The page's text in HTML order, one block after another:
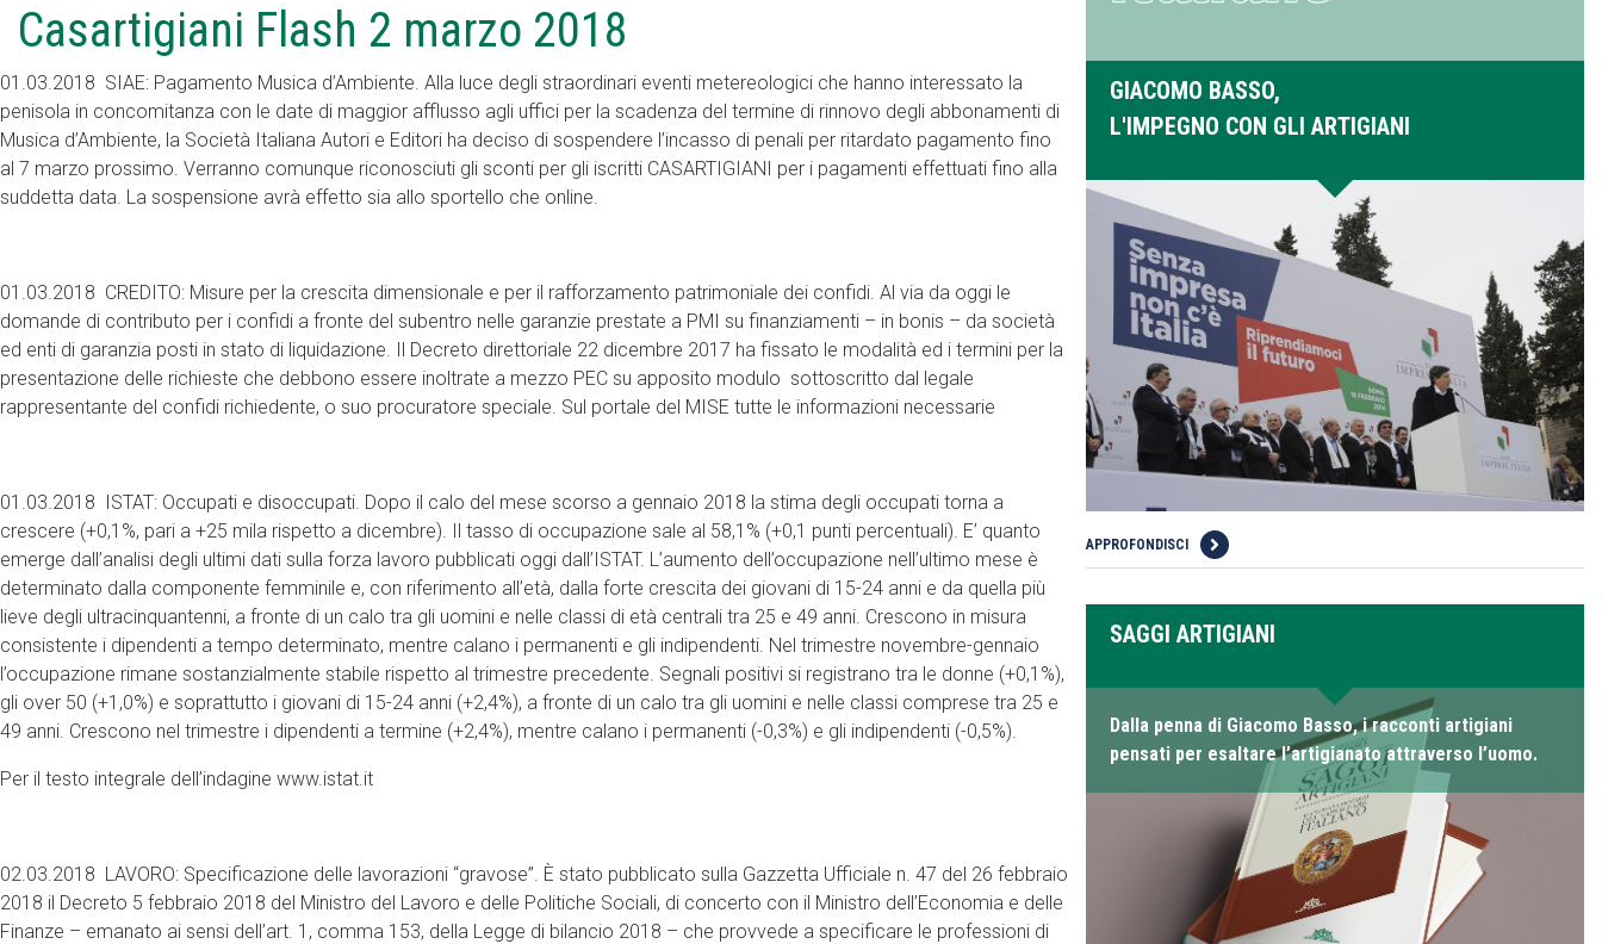
Casartigiani Flash 2 marzo 2018
01.03.2018 SIAE: Pagamento Musica d’Ambiente. Alla luce degli straordinari eventi metereologici che hanno interessato la
penisola in concomitanza con le date di maggior afflusso agli uffici per la scadenza del termine di rinnovo degli abbonamenti di
Musica d’Ambiente, la Società Italiana Autori e Editori ha deciso di sospendere l’incasso di penali per ritardato pagamento fino
al 7 marzo prossimo. Verranno comunque riconosciuti gli sconti per gli iscritti CASARTIGIANI per i pagamenti effettuati fino alla
suddetta data. La sospensione avrà effetto sia allo sportello che online.
01.03.2018 CREDITO: Misure per la crescita dimensionale e per il rafforzamento patrimoniale dei confidi. Al via da oggi le
domande di contributo per i confidi a fronte del subentro nelle garanzie prestate a PMI su finanziamenti – in bonis – da società
ed enti di garanzia posti in stato di liquidazione. Il Decreto direttoriale 22 dicembre 2017 ha fissato le modalità ed i termini per la
presentazione delle richieste che debbono essere inoltrate a mezzo PEC su apposito modulo sottoscritto dal legale
rappresentante del confidi richiedente, o suo procuratore speciale. Sul portale del MISE tutte le informazioni necessarie
01.03.2018 ISTAT: Occupati e disoccupati. Dopo il calo del mese scorso a gennaio 2018 la stima degli occupati torna a
crescere (+0,1%, pari a +25 mila rispetto a dicembre). Il tasso di occupazione sale al 58,1% (+0,1 punti percentuali). E’ quanto
emerge dall’analisi degli ultimi dati sulla forza lavoro pubblicati oggi dall’ISTAT. L’aumento dell’occupazione nell’ultimo mese è
determinato dalla componente femminile e, con riferimento all’età, dalla forte crescita dei giovani di 15-24 anni e da quella più
lieve degli ultracinquantenni, a fronte di un calo tra gli uomini e nelle classi di età centrali tra 25 e 49 anni. Crescono in misura
consistente i dipendenti a tempo determinato, mentre calano i permanenti e gli indipendenti. Nel trimestre novembre-gennaio
l’occupazione rimane sostanzialmente stabile rispetto al trimestre precedente. Segnali positivi si registrano tra le donne (+0,1%),
gli over 50 (+1,0%) e soprattutto i giovani di 15-24 anni (+2,4%), a fronte di un calo tra gli uomini e nelle classi comprese tra 25 e
49 anni. Crescono nel trimestre i dipendenti a termine (+2,4%), mentre calano i permanenti (-0,3%) e gli indipendenti (-0,5%).
Per il testo integrale dell’indagine www.istat.it
02.03.2018 LAVORO: Specificazione delle lavorazioni “gravose”. È stato pubblicato sulla Gazzetta Ufficiale n. 47 del 26 febbraio
2018 il Decreto 5 febbraio 2018 del Ministro del Lavoro e delle Politiche Sociali, di concerto con il Ministro dell’Economia e delle
Finanze – emanato ai sensi dell’art. 1, comma 153, della Legge di bilancio 2018 – che provvede a specificare le professioni di
GIACOMO BASSO,
L'IMPEGNO CON GLI ARTIGIANI
APPROFONDISCI
SAGGI ARTIGIANI
Dalla penna di Giacomo Basso, i racconti artigiani
pensati per esaltare l’artigianato attraverso l’uomo.